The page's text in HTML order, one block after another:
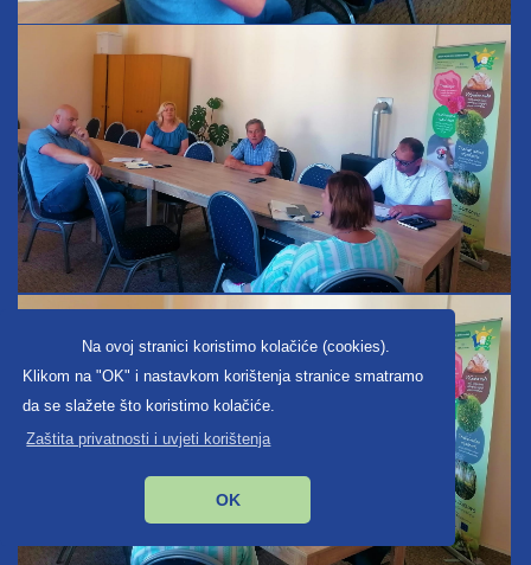
Na ovoj stranici koristimo kolačiće (cookies).
Klikom na "OK" i nastavkom korištenja stranice smatramo
da se slažete što koristimo kolačiće.
Zaštita privatnosti i uvjeti korištenja
OK